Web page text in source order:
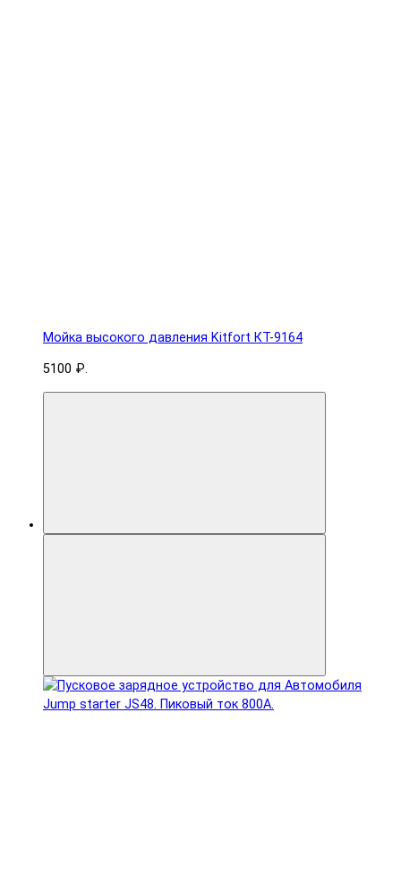
Мойка высокого давления Kitfort КТ-9164
5100 ₽.